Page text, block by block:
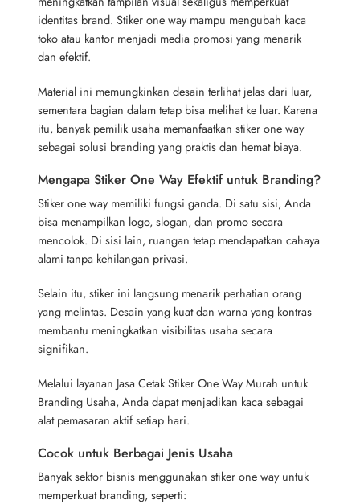
identitas brand. Stiker one way mampu mengubah kaca
toko atau kantor menjadi media promosi yang menarik
dan efektif.
Material ini memungkinkan desain terlihat jelas dari luar,
sementara bagian dalam tetap bisa melihat ke luar. Karena
itu, banyak pemilik usaha memanfaatkan stiker one way
sebagai solusi branding yang praktis dan hemat biaya.
Mengapa Stiker One Way Efektif untuk Branding?
Stiker one way memiliki fungsi ganda. Di satu sisi, Anda
bisa menampilkan logo, slogan, dan promo secara
mencolok. Di sisi lain, ruangan tetap mendapatkan cahaya
alami tanpa kehilangan privasi.
Selain itu, stiker ini langsung menarik perhatian orang
yang melintas. Desain yang kuat dan warna yang kontras
membantu meningkatkan visibilitas usaha secara
signifikan.
Melalui layanan Jasa Cetak Stiker One Way Murah untuk
Branding Usaha, Anda dapat menjadikan kaca sebagai
alat pemasaran aktif setiap hari.
Cocok untuk Berbagai Jenis Usaha
Banyak sektor bisnis menggunakan stiker one way untuk
memperkuat branding, seperti: